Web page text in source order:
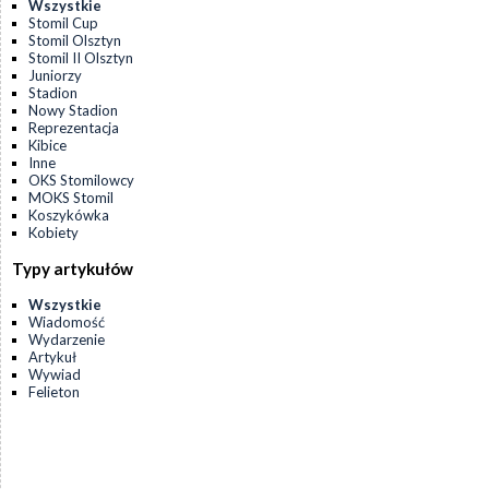
Wszystkie
Stomil Cup
Stomil Olsztyn
Stomil II Olsztyn
Juniorzy
Stadion
Nowy Stadion
Reprezentacja
Kibice
Inne
OKS Stomilowcy
MOKS Stomil
Koszykówka
Kobiety
Typy artykułów
Wszystkie
Wiadomość
Wydarzenie
Artykuł
Wywiad
Felieton